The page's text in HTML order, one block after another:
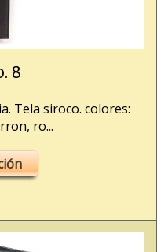
8
Tela siroco. colores:
ro...